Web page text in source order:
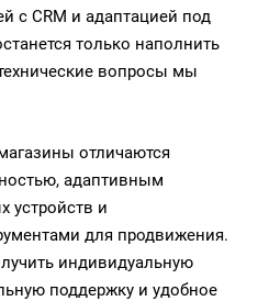
с CRM и адаптацией под
только наполнить
вопросы мы
отличаются
адаптивным
устройств и
для продвижения.
индивидуальную
поддержку и удобное